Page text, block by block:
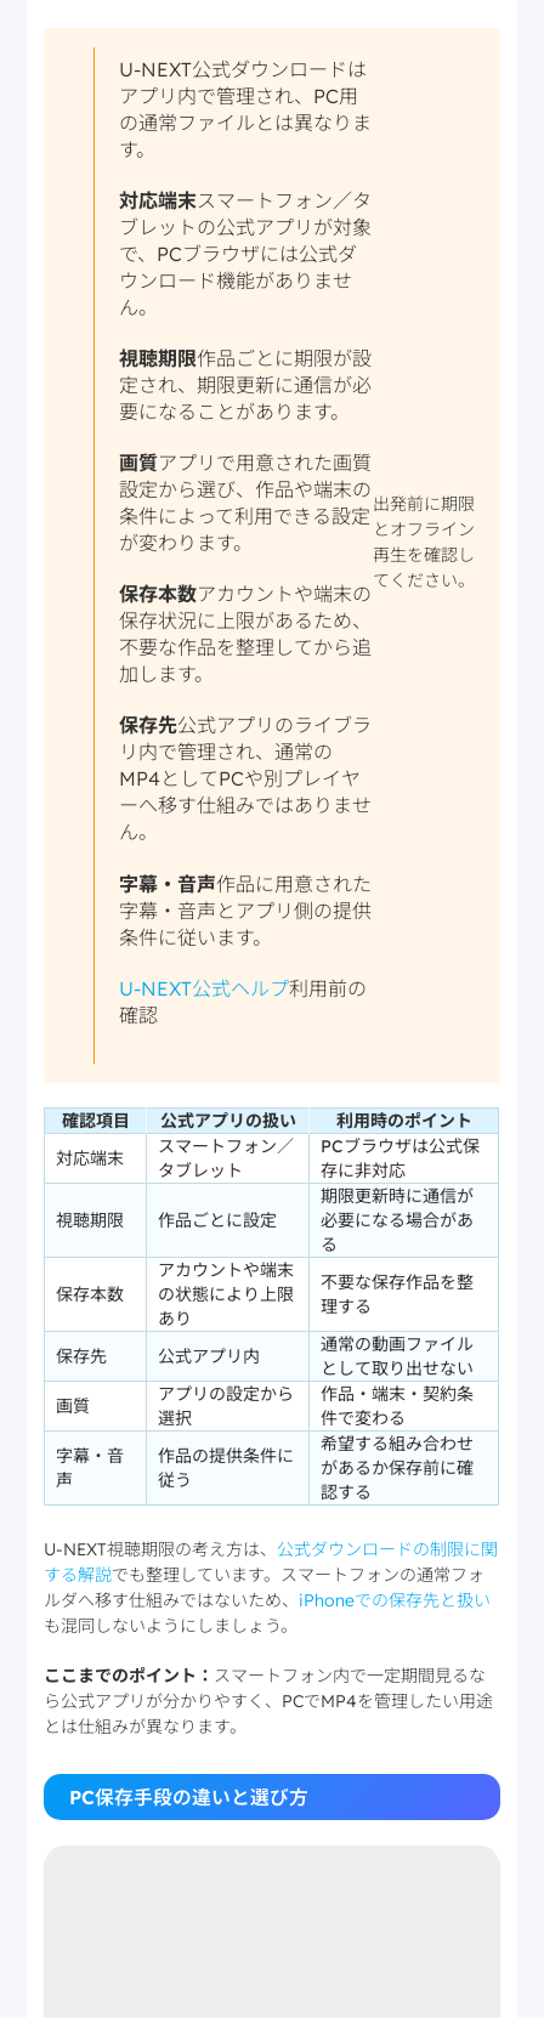
U-NEXT公式ダウンロードは
アプリ内で管理され、PC用
の通常ファイルとは異なりま
す。
対応端末スマートフォン／タ
ブレットの公式アプリが対象
で、PCブラウザには公式ダ
ウンロード機能がありませ
ん。
視聴期限作品ごとに期限が設
定され、期限更新に通信が必
要になることがあります。
画質アプリで用意された画質
設定から選び、作品や端末の
条件によって利用できる設定
が変わります。
保存本数アカウントや端末の
保存状況に上限があるため、
不要な作品を整理してから追
加します。
保存先公式アプリのライブラ
リ内で管理され、通常の
MP4としてPCや別プレイヤ
ーへ移す仕組みではありませ
ん。
字幕・音声作品に用意された
字幕・音声とアプリ側の提供
条件に従います。
U-NEXT公式ヘルプ利用前の
確認
出発前に期限
とオフライン
再生を確認し
てください。
確認項目 公式アプリの扱い
利用時のポイント
対応端末
スマートフォン／
タブレット
PCブラウザは公式保
存に非対応
視聴期限 作品ごとに設定
期限更新時に通信が
必要になる場合があ
る
保存本数
アカウントや端末
の状態により上限
あり
不要な保存作品を整
理する
保存先 公式アプリ内
通常の動画ファイル
として取り出せない
画質
アプリの設定から
選択
作品・端末・契約条
件で変わる
字幕・音
声
作品の提供条件に
従う
希望する組み合わせ
があるか保存前に確
認する
U-NEXT視聴期限の考え方は、 公式ダウンロードの制限に関
する解説でも整理しています。スマートフォンの通常フォ
ルダへ移す仕組みではないため、 iPhoneでの保存先と扱い
も混同しないようにしましょう。
ここまでのポイント： スマートフォン内で一定期間見るな
ら公式アプリが分かりやすく、PCでMP4を管理したい用途
とは仕組みが異なります。
PC保存手段の違いと選び方